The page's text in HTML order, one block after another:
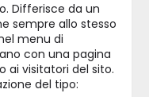
Differisce da un
sempre allo stesso
menu di
con una pagina
ai visitatori del sito.
del tipo: